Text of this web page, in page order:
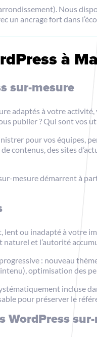
Nous
un ancrage fort dans
à
sur-mesure
adaptés à votre
publier ? Qui sont vos
pour vos équipes,
contenus, des sites
mesure démarrent à
ou inadapté à votre
et l’autorité
: nouveau
optimisation des
incluse
pour préserver le
WordPress